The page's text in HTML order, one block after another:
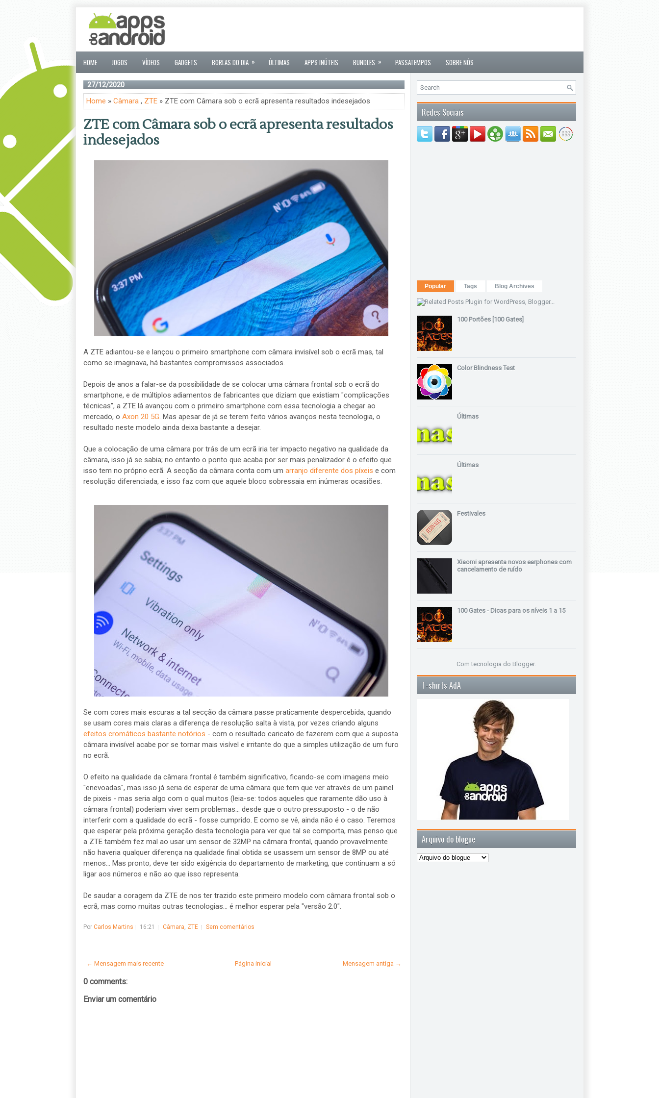
HOME JOGOS VÍDEOS GADGETS BORLAS DO DIA » ÚLTIMAS APPS INÚTEIS BUNDLES » PASSATEMPOS SOBRE NÓS
27/12/2020
Home » Câmara, ZTE» ZTE com Câmara sob o ecrã apresenta resultados indesejados
ZTE com Câmara sob o ecrã apresenta resultados
indesejados
A ZTE adiantou-se e lançou o primeiro smartphone com câmara invisível sob o ecrã mas, tal
como se imaginava, há bastantes compromissos associados.
Depois de anos a falar-se da possibilidade de se colocar uma câmara frontal sob o ecrã do
smartphone, e de múltiplos adiamentos de fabricantes que diziam que existiam "complicações
técnicas", a ZTE lá avançou com o primeiro smartphone com essa tecnologia a chegar ao
mercado, o Axon 20 5G . Mas apesar de já se terem feito vários avanços nesta tecnologia, o
resultado neste modelo ainda deixa bastante a desejar.
Que a colocação de uma câmara por trás de um ecrã iria ter impacto negativo na qualidade da
câmara, isso já se sabia; no entanto o ponto que acaba por ser mais penalizador é o efeito que
isso tem no próprio ecrã. A secção da câmara conta com um arranjo diferente dos píxeis e com
resolução diferenciada, e isso faz com que aquele bloco sobressaia em inúmeras ocasiões.
Se com cores mais escuras a tal secção da câmara passe praticamente despercebida, quando
se usam cores mais claras a diferença de resolução salta à vista, por vezes criando alguns
efeitos cromáticos bastante notórios - com o resultado caricato de fazerem com que a suposta
câmara invisível acabe por se tornar mais visível e irritante do que a simples utilização de um furo
no ecrã.
O efeito na qualidade da câmara frontal é também significativo, ficando-se com imagens meio
"enevoadas", mas isso já seria de esperar de uma câmara que tem que ver através de um painel
de pixeis - mas seria algo com o qual muitos (leia-se: todos aqueles que raramente dão uso à
câmara frontal) poderiam viver sem problemas... desde que o outro pressuposto - o de não
interferir com a qualidade do ecrã - fosse cumprido. E como se vê, ainda não é o caso. Teremos
que esperar pela próxima geração desta tecnologia para ver que tal se comporta, mas penso que
a ZTE também fez mal ao usar um sensor de 32MP na câmara frontal, quando provavelmente
não haveria qualquer diferença na qualidade final obtida se usassem um sensor de 8MP ou até
menos... Mas pronto, deve ter sido exigência do departamento de marketing, que continuam a só
ligar aos números e não ao que isso representa.
De saudar a coragem da ZTE de nos ter trazido este primeiro modelo com câmara frontal sob o
ecrã, mas como muitas outras tecnologias... é melhor esperar pela "versão 2.0".
Por Carlos Martins 16:21 Câmara ZTE Sem comentários
← Mensagem mais recente Mensagem antiga →
Página inicial
0 comments:
Enviar um comentário
Redes Sociais
Popular Tags Blog Archives
100 Portões [100 Gates]
Color Blindness Test
Últimas
Últimas
Festivales
Xiaomi apresenta novos earphones com
cancelamento de ruído
100 Gates - Dicas para os níveis 1 a 15
Com tecnologia do Blogger.
T-shirts AdA
Arquivo do blogue